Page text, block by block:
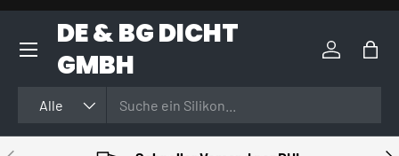
DIREKT ZUM INHALT
DE & BG DICHT
GMBH
Alle
Einloggen
VORHERIGE